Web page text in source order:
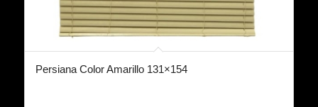
Persiana Color Amarillo 131×154